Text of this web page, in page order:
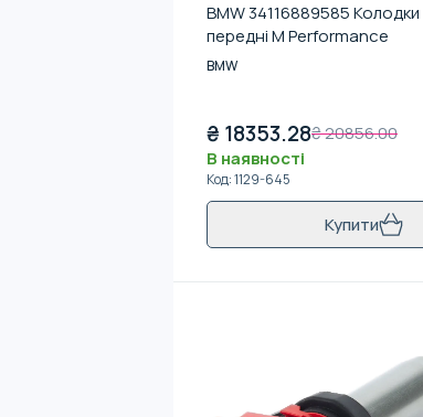
BMW 34116889585 Колодки
передні M Performance
BMW
₴ 18353.28₴20856.00
В наявності
Код:1129-645
Купити